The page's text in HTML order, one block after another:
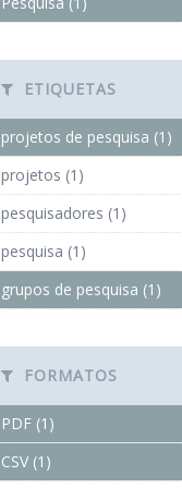
ETIQUETAS
projetos de pesquisa (1)
projetos (1)
pesquisadores (1)
pesquisa (1)
grupos de pesquisa (1)
FORMATOS
PDF (1)
CSV (1)